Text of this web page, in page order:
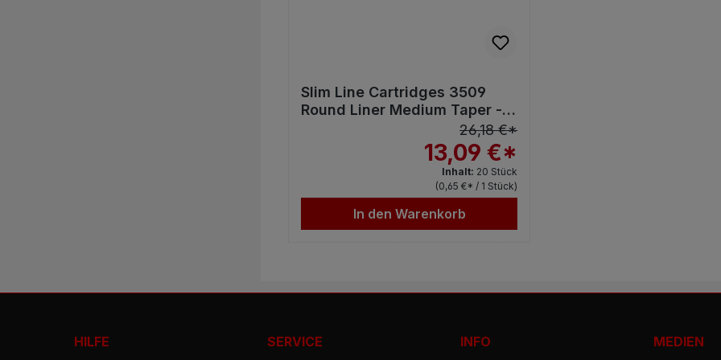
Slim Line Cartridges 3509
Round Liner Medium Taper -
26,18 €*
13,09 €*
Inhalt: 20 Stück
(0,65 €* / 1 Stück)
In den Warenkorb
HILFE SERVICE INFO MEDIEN